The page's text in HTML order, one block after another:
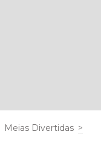
Meias Divertidas >